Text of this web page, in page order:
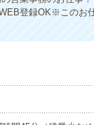
登録OK※このお